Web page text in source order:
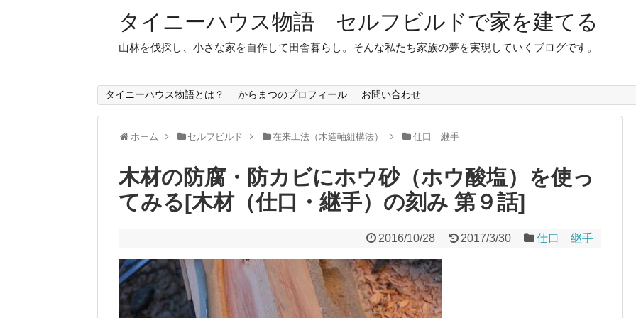
タイニーハウス物語 セルフビルドで家を建てる
山林を伐採し、小さな家を自作して田舎暮らし。そんな私たち家族の夢を実現していくブログです。
タイニーハウス物語とは？ からまつのプロフィール お問い合わせ
ホーム セルフビルド 在来工法（木造軸組構法） 仕口 継手
木材の防腐・防カビにホウ砂（ホウ酸塩）を使っ
てみる[木材（仕口・継手）の刻み 第９話]
2016/10/28 2017/3/30 仕口 継手